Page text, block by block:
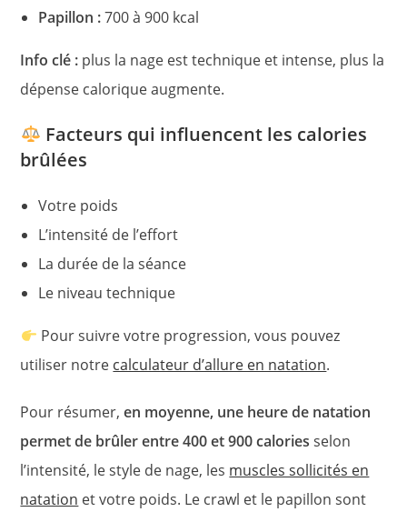
Papillon :700 à 900 kcal
Info clé : plus la nage est technique et intense, plus la
dépense calorique augmente.
Facteurs qui influencent les calories
brûlées
Votre poids
L’intensité de l’effort
La durée de la séance
Le niveau technique
Pour suivre votre progression, vous pouvez
utiliser notre calculateur d’allure en natation.
Pour résumer,en moyenne, une heure de natation
permet de brûler entre 400 et 900 calories selon
l’intensité, le style de nage, les muscles sollicités en
natation et votre poids. Le crawl et le papillon sont